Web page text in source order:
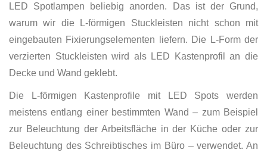
LED Spotlampen beliebig anorden. Das ist der Grund,
warum wir die L-förmigen Stuckleisten nicht schon mit
eingebauten Fixierungselementen liefern. Die L-Form der
verzierten Stuckleisten wird als LED Kastenprofil an die
Decke und Wand geklebt.
Die L-förmigen Kastenprofile mit LED Spots werden
meistens entlang einer bestimmten Wand – zum Beispiel
zur Beleuchtung der Arbeitsfläche in der Küche oder zur
Beleuchtung des Schreibtisches im Büro – verwendet. An